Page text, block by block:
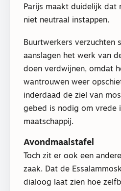
Parijs maakt duidelijk dat
niet neutraal instappen.
Buurtwerkers verzuchten
aanslagen het werk van
doen verdwijnen, omdat
wantrouwen weer
inderdaad de ziel van
gebed is nodig om vrede
maatschappij.
Avondmaalstafel
Toch zit er ook een
zaak. Dat de
dialoog laat zien hoe